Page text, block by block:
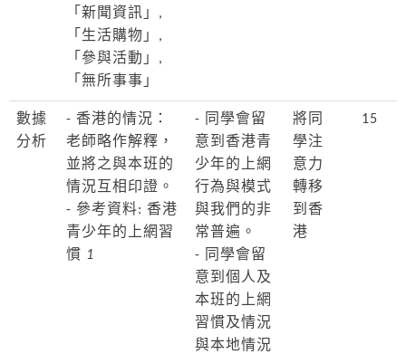
「新聞資訊」,
「生活購物」,
「參與活動」,
「無所事事」
數據
分析
- 香港的情況：
老師略作解釋，
並將之與本班的
情況互相印證。
- 參考資料: 香港
青少年的上網習
慣 1
- 同學會留
意到香港青
少年的上網
行為與模式
與我們的非
常普遍。
- 同學會留
意到個人及
本班的上網
習慣及情況
與本地情況
將同
學注
意力
轉移
到香
港
15